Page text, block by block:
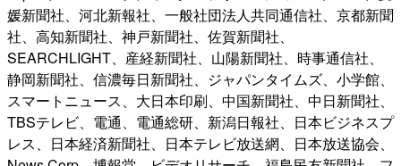
媛新聞社、河北新報社、一般社団法人共同通信社、京都新聞
社、高知新聞社、神戸新聞社、佐賀新聞社、
SEARCHLIGHT、産経新聞社、山陽新聞社、時事通信社、
静岡新聞社、信濃毎日新聞社、ジャパンタイムズ、小学館、
スマートニュース、大日本印刷、中国新聞社、中日新聞社、
TBSテレビ、電通、電通総研、新潟日報社、日本ビジネスプ
レス、日本経済新聞社、日本テレビ放送網、日本放送協会、